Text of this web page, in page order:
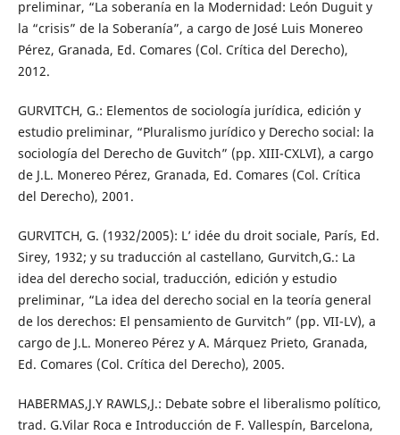
preliminar, “La soberanía en la Modernidad: León Duguit y
la “crisis” de la Soberanía”, a cargo de José Luis Monereo
Pérez, Granada, Ed. Comares (Col. Crítica del Derecho),
2012.
GURVITCH, G.: Elementos de sociología jurídica, edición y
estudio preliminar, “Pluralismo jurídico y Derecho social: la
sociología del Derecho de Guvitch” (pp. XIII-CXLVI), a cargo
de J.L. Monereo Pérez, Granada, Ed. Comares (Col. Crítica
del Derecho), 2001.
GURVITCH, G. (1932/2005): L’ idée du droit sociale, París, Ed.
Sirey, 1932; y su traducción al castellano, Gurvitch,G.: La
idea del derecho social, traducción, edición y estudio
preliminar, “La idea del derecho social en la teoría general
de los derechos: El pensamiento de Gurvitch” (pp. VII-LV), a
cargo de J.L. Monereo Pérez y A. Márquez Prieto, Granada,
Ed. Comares (Col. Crítica del Derecho), 2005.
HABERMAS,J.Y RAWLS,J.: Debate sobre el liberalismo político,
trad. G.Vilar Roca e Introducción de F. Vallespín, Barcelona,